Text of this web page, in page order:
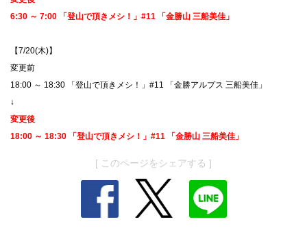
6:30 ～ 7:00 「登山で頂きメシ！」#11 「金勝山 三船美佳」
【7/20(木)】
変更前
18:00 ～ 18:30 「登山で頂きメシ！」#11 「金勝アルプス 三船美佳」
↓
変更後
18:00 ～ 18:30 「登山で頂きメシ！」#11 「金勝山 三船美佳」
[ このページをシェアする ]